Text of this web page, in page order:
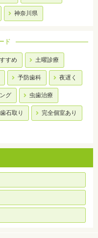
神奈川県
ド
すめ 土曜診療
予防歯科 夜遅く
グ 虫歯治療
歯石取り 完全個室あり